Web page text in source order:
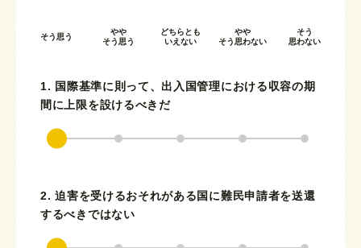
そう思う
やや
そう思う
どちらとも
いえない
やや
そう思わない
そう
思わない
1. 国際基準に則って、出入国管理における収容の期
間に上限を設けるべきだ
2. 迫害を受けるおそれがある国に難民申請者を送還
するべきではない